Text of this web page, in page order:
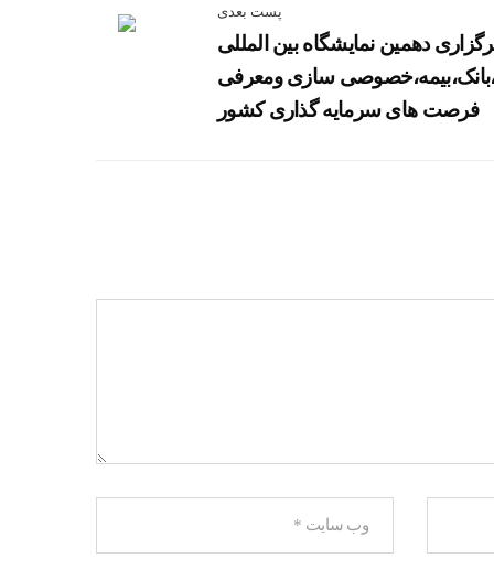
پست بعدی
دهمین نمایشگاه بین المللی
سازی ومعرفی
فرصت های سرمایه گذاری کشور